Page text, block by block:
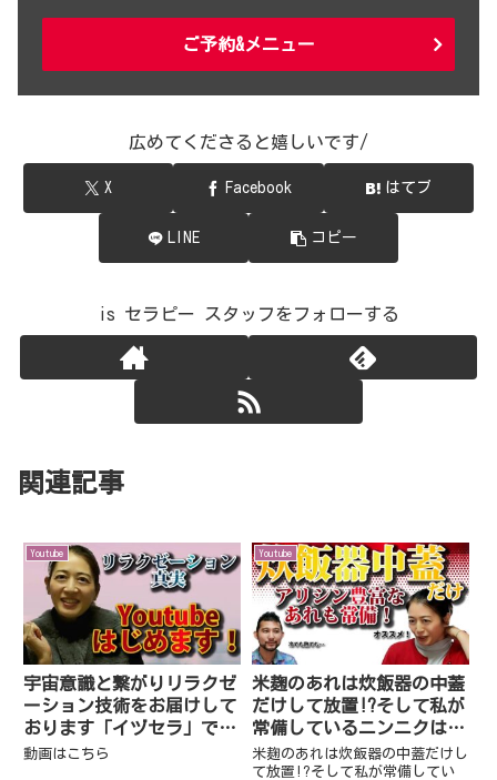
ご予約&メニュー
広めてくださると嬉しいです/
X Facebook はてブ
LINE コピー
is セラピー スタッフをフォローする
関連記事
Youtube
宇宙意識と繋がりリラクゼ
ーション技術をお届けして
おります「イヅセラ」で
す！リラクゼーションの話
動画はこちら
Youtube
米麹のあれは炊飯器の中蓋
だけして放置!?そして私が
常備しているニンニクはア
リシン豊富で…
米麹のあれは炊飯器の中蓋だけし
て放置!?そして私が常備してい